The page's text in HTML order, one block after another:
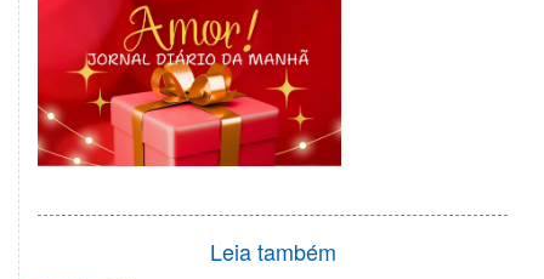
Leia também